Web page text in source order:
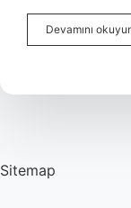
Devamını
Sitemap